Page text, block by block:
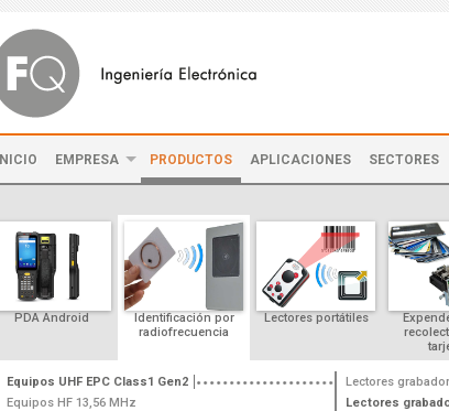
INICIO EMPRESA PRODUCTOS APLICACIONES SECTORES
PDA Android
Identificación por
radiofrecuencia
Lectores portátiles
Equipos UHF EPC Class1 Gen2
Equipos HF 13,56 MHz
Lectores
Lectores